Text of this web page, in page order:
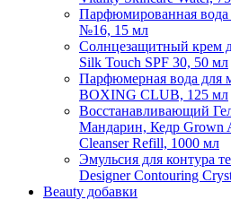
Парфюмированная
№16, 15 мл
Солнцезащитный крем
Silk Touch SPF 30, 50 мл
Парфюмерная вода для
BOXING CLUB, 125 мл
Восстанавливающий
Мандарин, Кедр Grown
Cleanser Refill, 1000 мл
Эмульсия для контура
Designer Contouring
Beauty добавки